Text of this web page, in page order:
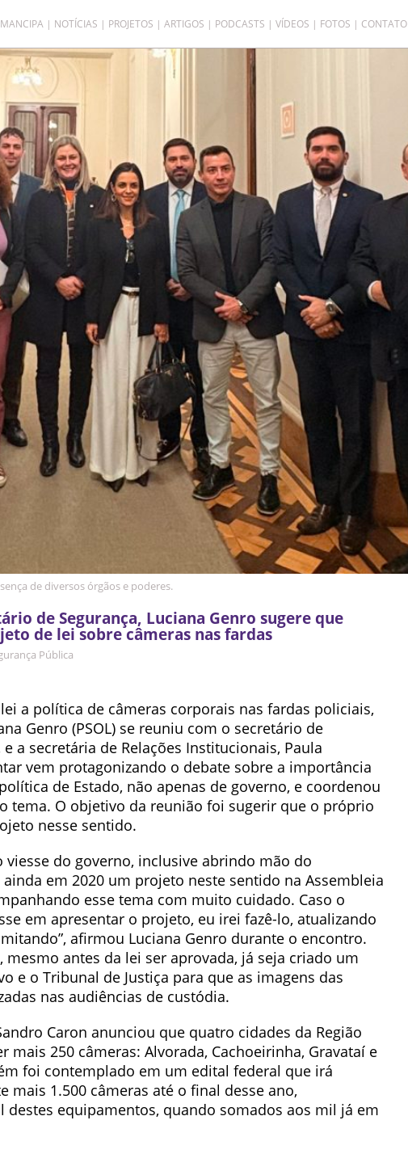
NOTÍCIAS PROJETOS ARTIGOS PODCASTS VÍDEOS FOTOS CONTATO
de diversos órgãos e poderes.
de Segurança, Luciana Genro sugere que
de lei sobre câmeras nas fardas
Pública
a política de câmeras corporais nas fardas policiais,
Genro (PSOL) se reuniu com o secretário de
e a secretária de Relações Institucionais, Paula
vem protagonizando o debate sobre a importância
de Estado, não apenas de governo, e coordenou
tema. O objetivo da reunião foi sugerir que o próprio
nesse sentido.
viesse do governo, inclusive abrindo mão do
em 2020 um projeto neste sentido na Assembleia
esse tema com muito cuidado. Caso o
em apresentar o projeto, eu irei fazê-lo, atualizando
afirmou Luciana Genro durante o encontro.
antes da lei ser aprovada, já seja criado um
e o Tribunal de Justiça para que as imagens das
nas audiências de custódia.
Caron anunciou que quatro cidades da Região
mais 250 câmeras: Alvorada, Cachoeirinha, Gravataí e
foi contemplado em um edital federal que irá
mais 1.500 câmeras até o final desse ano,
destes equipamentos, quando somados aos mil já em